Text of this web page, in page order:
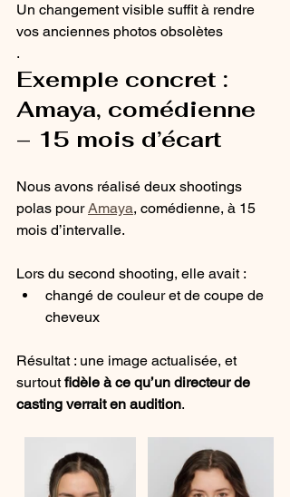
Un changement visible suffit à rendre
vos anciennes photos obsolètes
.
Exemple concret :
Amaya, comédienne
– 15 mois d’écart
Nous avons réalisé deux shootings
polas pour Amaya, comédienne, à 15
mois d’intervalle.
Lors du second shooting, elle avait :
changé de couleur et de coupe de
cheveux
Résultat : une image actualisée, et
surtout fidèle à ce qu’un directeur de
casting verrait en audition.